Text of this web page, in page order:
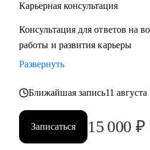
Карьерная консультация
Консультация для ответов на
работы и развития карьеры
Развернуть
Ближайшая запись11
Записаться 15 000 ₽